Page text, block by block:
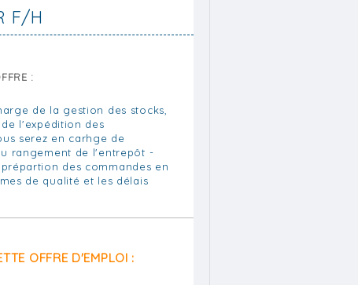
F/H
:
de la gestion des stocks,
l'expédition des
serez en carhge de
rangement de l'entrepôt -
des commandes en
de qualité et les délais
OFFRE D'EMPLOI :